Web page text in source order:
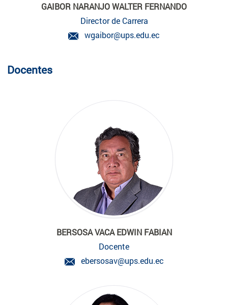
GAIBOR NARANJO WALTER FERNANDO
Director de Carrera
wgaibor@ups.edu.ec
Docentes
BERSOSA VACA EDWIN FABIAN
Docente
ebersosav@ups.edu.ec